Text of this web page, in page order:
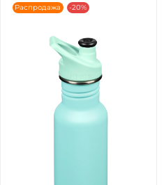
Распродажа -20%